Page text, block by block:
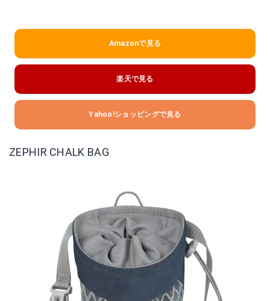
Amazonで見る
楽天で見る
Yahoo!ショッピングで見る
ZEPHIR CHALK BAG